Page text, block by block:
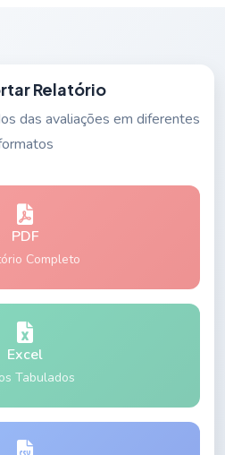
Relatório
das avaliações em diferentes
PDF
Completo
Excel
Tabulados